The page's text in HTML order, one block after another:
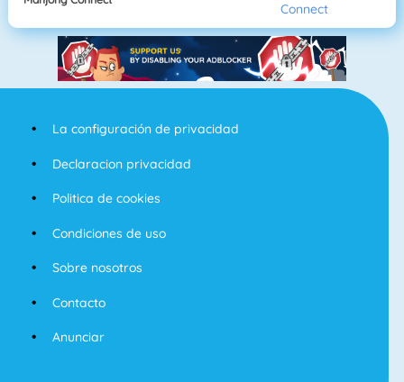
La configuración de privacidad
Declaracion privacidad
Politica de cookies
Condiciones de uso
Sobre nosotros
Contacto
Anunciar